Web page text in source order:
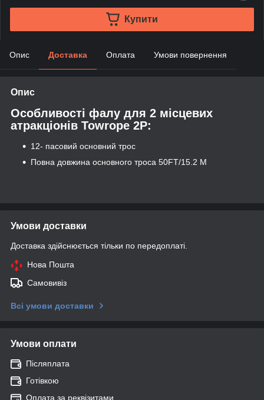
Купити
Опис Доставка Оплата Умови повернення
Опис
Особливості фалу для 2 місцевих
атракціонів Towrope 2P:
12- пасовий основний трос
Повна довжина основного троса 50FT/15.2 M
Умови доставки
Доставка здійснюється тільки по передоплаті.
Нова Пошта
Самовивіз
Всі умови доставки
Умови оплати
Післяплата
Готівкою
Оплата за реквізитами